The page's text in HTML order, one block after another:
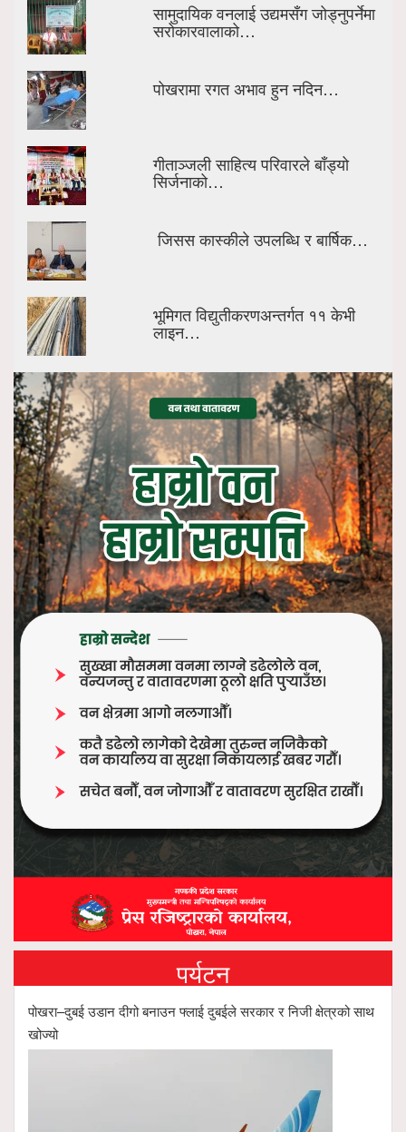
सामुदायिक वनलाई उद्यमसँग जोड्नुपर्नेमा
सरोकारवालाको…
पोखरामा रगत अभाव हुन नदिन…
गीताञ्जली साहित्य परिवारले बाँड्यो
सिर्जनाको…
जिसस कास्कीले उपलब्धि र बार्षिक…
भूमिगत विद्युतीकरणअन्तर्गत ११ केभी
लाइन…
पर्यटन
पोखरा–दुबई उडान दीगो बनाउन फ्लाई दुबईले सरकार र निजी क्षेत्रको साथ
खोज्यो